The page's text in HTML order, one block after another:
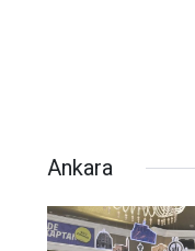
Ankara